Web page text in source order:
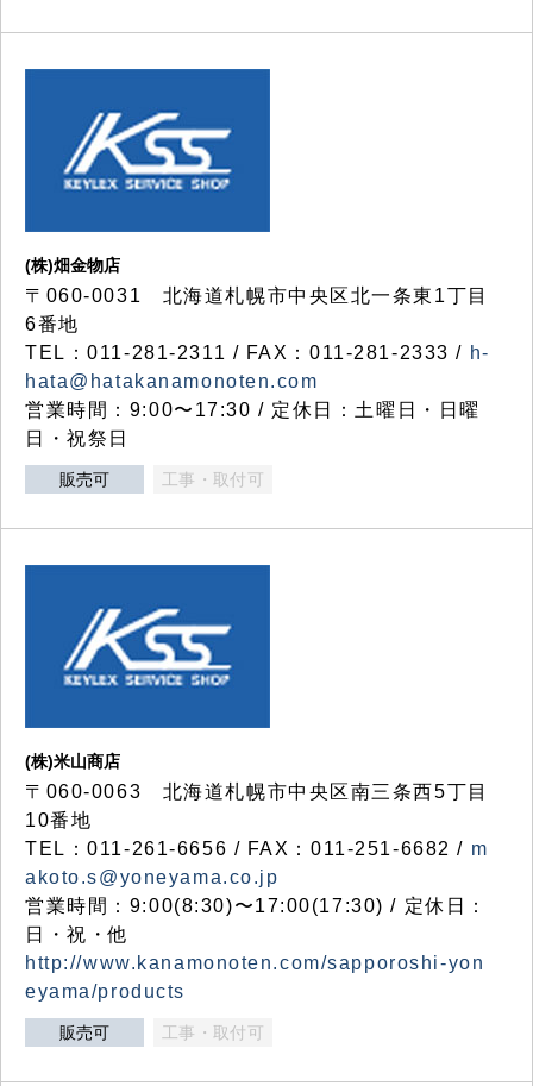
(株)畑金物店
〒060-0031 北海道札幌市中央区北一条東1丁目
6番地
TEL：011-281-2311 / FAX：011-281-2333 / h-
hata@hatakanamonoten.com
営業時間：9:00〜17:30 / 定休日：土曜日・日曜
日・祝祭日
販売可 工事・取付可
(株)米山商店
〒060-0063 北海道札幌市中央区南三条西5丁目
10番地
TEL：011-261-6656 / FAX：011-251-6682 / m
akoto.s@yoneyama.co.jp
営業時間：9:00(8:30)〜17:00(17:30) / 定休日：
日・祝・他
http://www.kanamonoten.com/sapporoshi-yon
eyama/products
販売可 工事・取付可